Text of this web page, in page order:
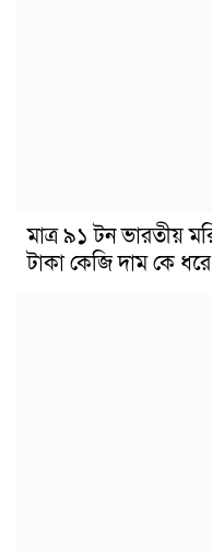
মাত্র ৯১ টন ভারতীয়
টাকা কেজি দাম কে